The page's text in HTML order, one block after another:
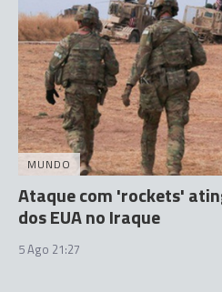
MUNDO
Ataque com 'rockets'
dos EUA no Iraque
5 Ago 21:27